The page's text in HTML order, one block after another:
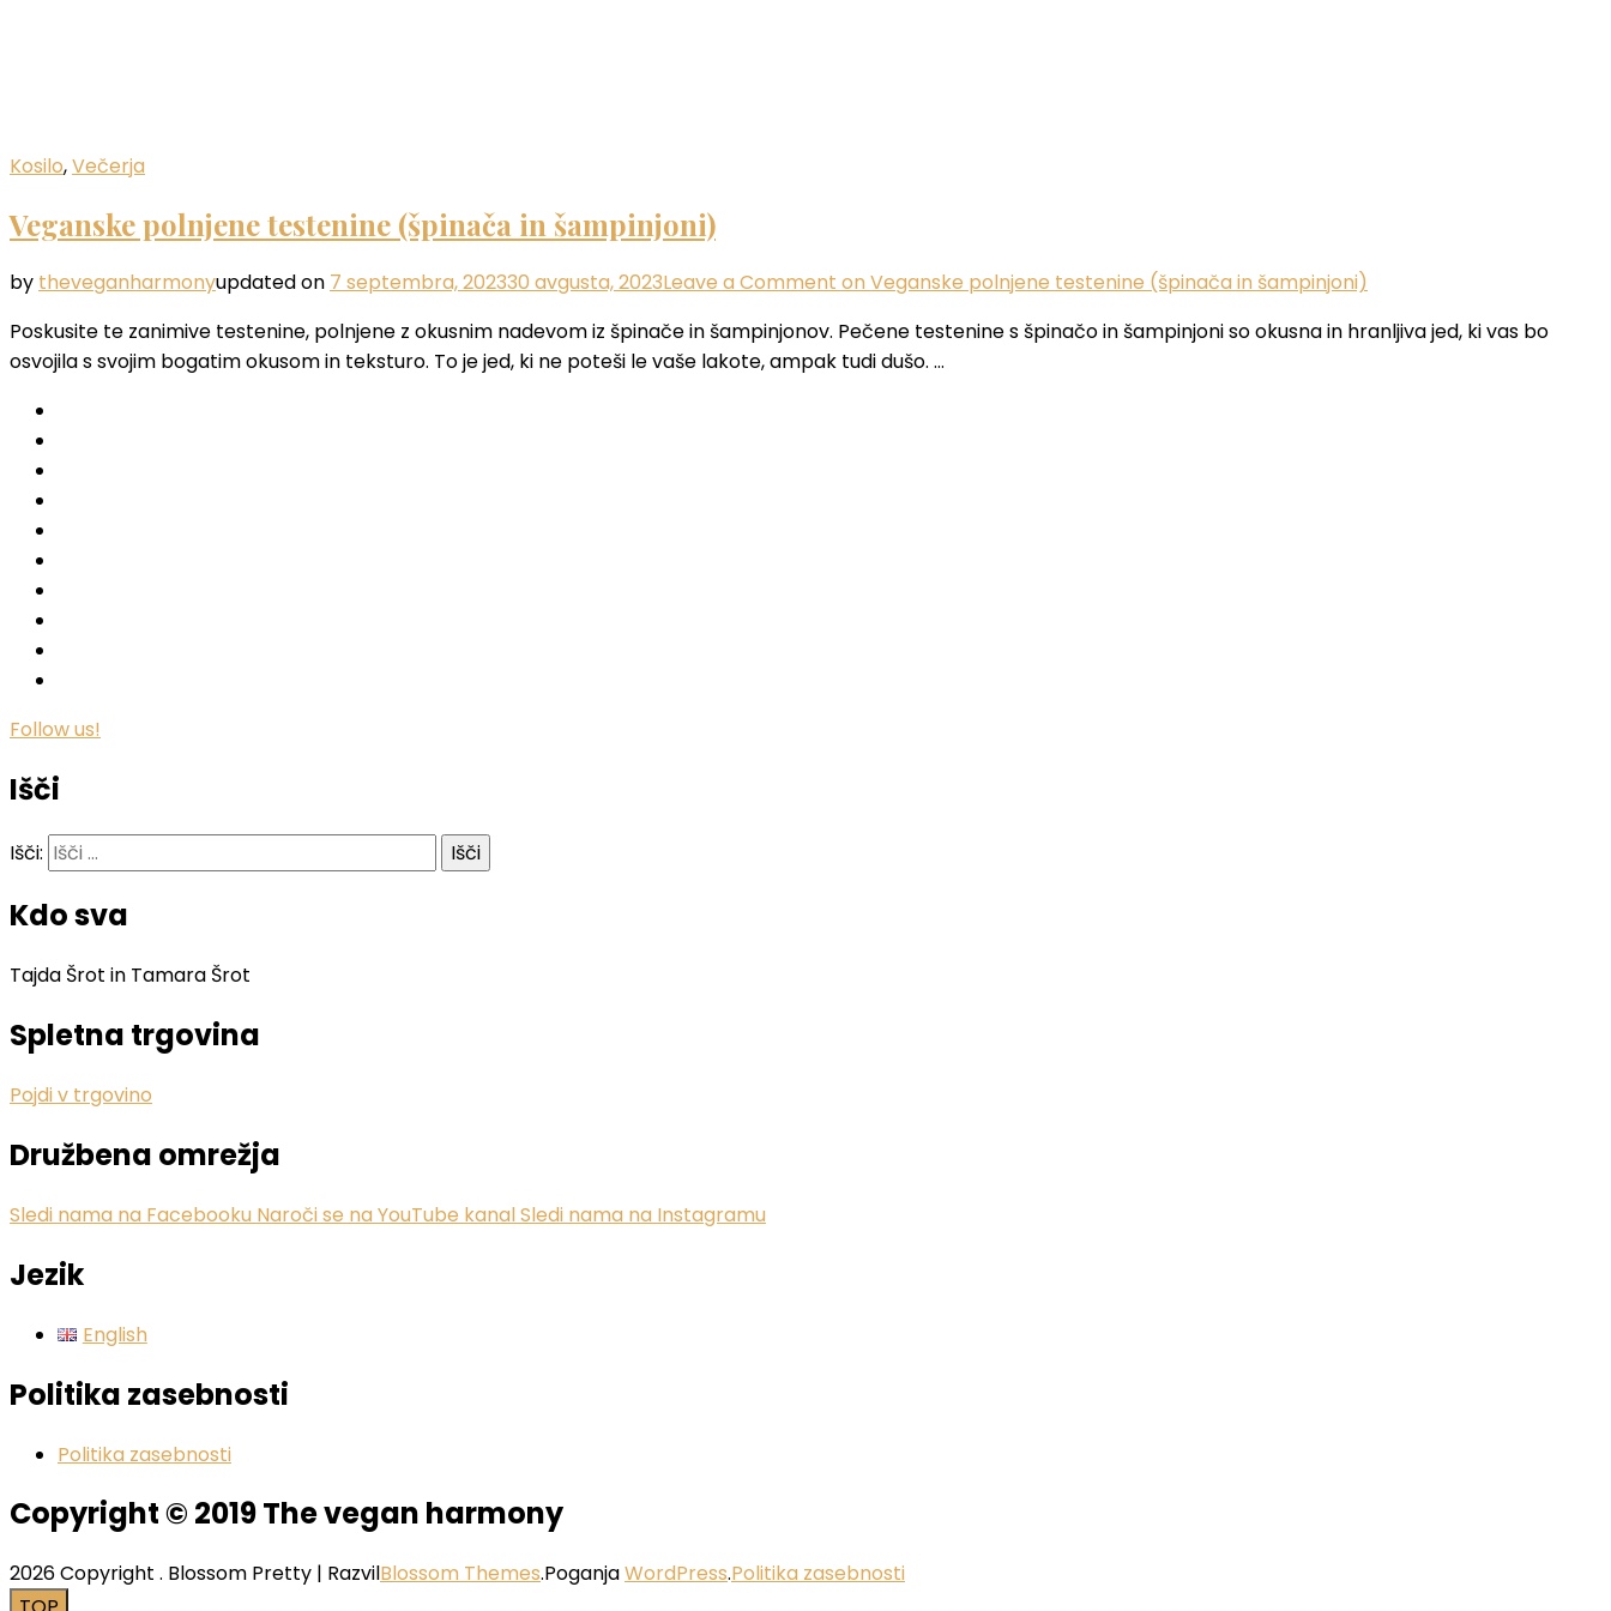
Kosilo,Večerja
Veganske polnjene testenine (špinača in šampinjoni)
by theveganharmonyupdated on 7 septembra, 202330 avgusta, 2023Leave a Comment on Veganske polnjene testenine (špinača in šampinjoni)
Poskusite te zanimive testenine, polnjene z okusnim nadevom iz špinače in šampinjonov. Pečene testenine s špinačo in šampinjoni so okusna in hranljiva jed, ki vas bo
osvojila s svojim bogatim okusom in teksturo. To je jed, ki ne poteši le vaše lakote, ampak tudi dušo. …
Follow us!
Išči
Išči:
Kdo sva
Tajda Šrot in Tamara Šrot
Spletna trgovina
Pojdi v trgovino
Družbena omrežja
Sledi nama na Facebooku Naroči se na YouTube kanalSledi nama na Instagramu
Jezik
English
Politika zasebnosti
Politika zasebnosti
Copyright © 2019 The vegan harmony
2026 Copyright . Blossom Pretty | RazvilBlossom Themes.PoganjaWordPress.Politika zasebnosti